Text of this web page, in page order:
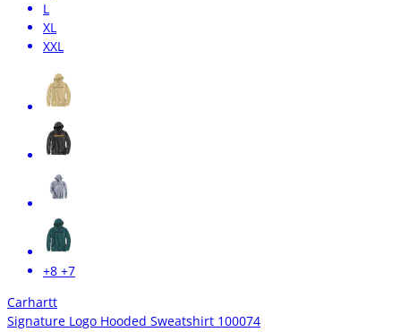
L
XL
XXL
+8 +7
Carhartt
Signature Logo Hooded Sweatshirt 100074